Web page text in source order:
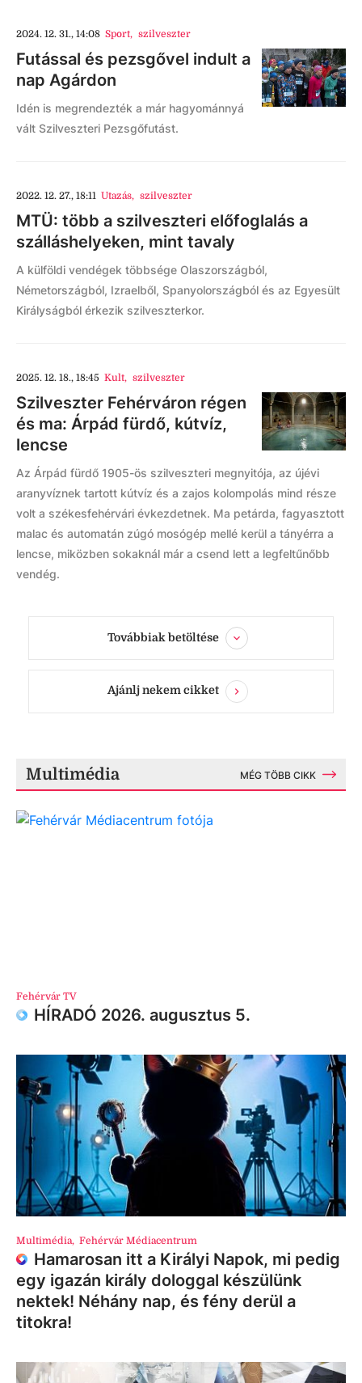
2024. 12. 31., 14:08 Sport, szilveszter
Futással és pezsgővel indult a
nap Agárdon
Idén is megrendezték a már hagyománnyá
vált Szilveszteri Pezsgőfutást.
2022. 12. 27., 18:11 Utazás, szilveszter
MTÜ: több a szilveszteri előfoglalás a
szálláshelyeken, mint tavaly
A külföldi vendégek többsége Olaszországból,
Németországból, Izraelből, Spanyolországból és az Egyesült
Királyságból érkezik szilveszterkor.
2025. 12. 18., 18:45 Kult, szilveszter
Szilveszter Fehérváron régen
és ma: Árpád fürdő, kútvíz,
lencse
Az Árpád fürdő 1905-ös szilveszteri megnyitója, az újévi
aranyvíznek tartott kútvíz és a zajos kolompolás mind része
volt a székesfehérvári évkezdetnek. Ma petárda, fagyasztott
malac és automatán zúgó mosógép mellé kerül a tányérra a
lencse, miközben sokaknál már a csend lett a legfeltűnőbb
vendég.
Továbbiak betöltése
Ajánlj nekem cikket
Multimédia MÉG TÖBB CIKK
Fehérvár TV
HÍRADÓ 2026. augusztus 5.
Multimédia, Fehérvár Médiacentrum
Hamarosan itt a Királyi Napok, mi pedig
egy igazán király dologgal készülünk
nektek! Néhány nap, és fény derül a
titokra!